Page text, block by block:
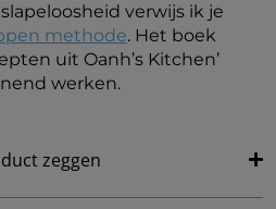
verwijs ik je
methode. Het boek
uit Oanh’s Kitchen’
werken.
zeggen